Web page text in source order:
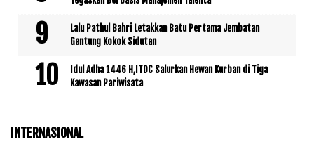
Lalu Pathul Bahri Letakkan Batu Pertama Jembatan
Gantung Kokok Sidutan
Idul Adha 1446 H,ITDC Salurkan Hewan Kurban di Tiga
Kawasan Pariwisata
INTERNASIONAL